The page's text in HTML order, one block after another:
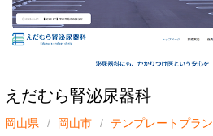
えだむら腎泌尿器科
岡山県 岡山市 テンプレートプラン